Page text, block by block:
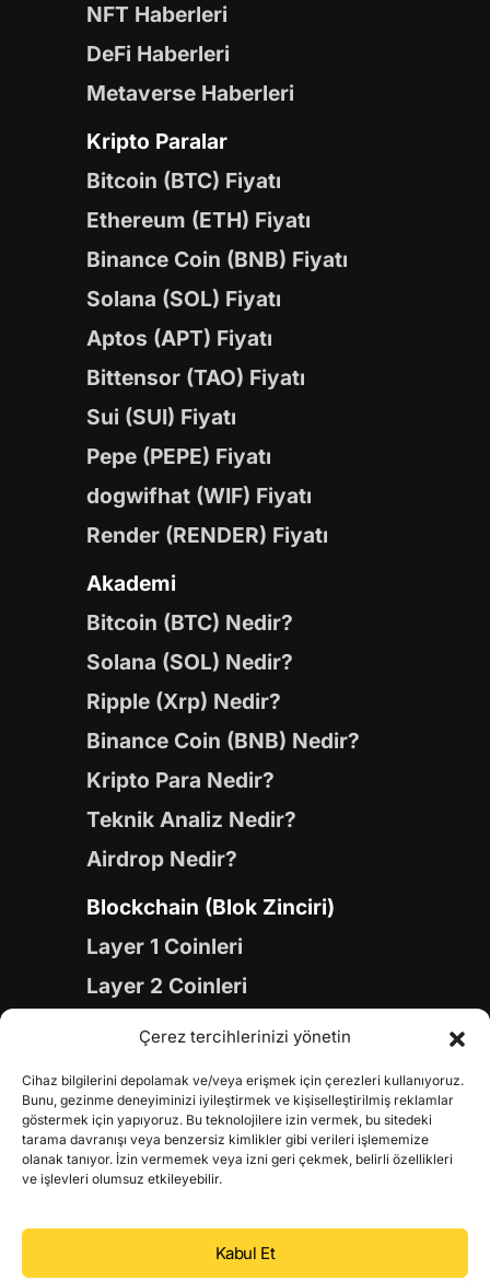
Çerez tercihlerinizi yönetin
Cihaz bilgilerini depolamak ve/veya erişmek için çerezleri kullanıyoruz.
Bunu, gezinme deneyiminizi iyileştirmek ve kişiselleştirilmiş reklamlar
göstermek için yapıyoruz. Bu teknolojilere izin vermek, bu sitedeki
tarama davranışı veya benzersiz kimlikler gibi verileri işlememize
olanak tanıyor. İzin vermemek veya izni geri çekmek, belirli özellikleri
ve işlevleri olumsuz etkileyebilir.
Kabul Et
NFT Haberleri
DeFi Haberleri
Metaverse Haberleri
Kripto Paralar
Bitcoin (BTC) Fiyatı
Ethereum (ETH) Fiyatı
Binance Coin (BNB) Fiyatı
Solana (SOL) Fiyatı
Aptos (APT) Fiyatı
Bittensor (TAO) Fiyatı
Sui (SUI) Fiyatı
Pepe (PEPE) Fiyatı
dogwifhat (WIF) Fiyatı
Render (RENDER) Fiyatı
Akademi
Bitcoin (BTC) Nedir?
Solana (SOL) Nedir?
Ripple (Xrp) Nedir?
Binance Coin (BNB) Nedir?
Kripto Para Nedir?
Teknik Analiz Nedir?
Airdrop Nedir?
Blockchain (Blok Zinciri)
Layer 1 Coinleri
Layer 2 Coinleri
Yapay Zeka (AI) Coinleri
Gaming Coinleri
RWA Coinleri
DeFi Coinleri
DePIN Coinleri
Metaverse Coinleri